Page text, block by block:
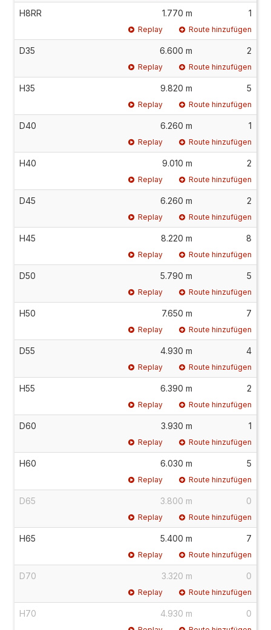
H8RR 1.770 m 1
Replay Route hinzufügen
D35 6.600 m 2
Replay Route hinzufügen
H35 9.820 m 5
Replay Route hinzufügen
D40 6.260 m 1
Replay Route hinzufügen
H40 9.010 m 2
Replay Route hinzufügen
D45 6.260 m 2
Replay Route hinzufügen
H45 8.220 m 8
Replay Route hinzufügen
D50 5.790 m 5
Replay Route hinzufügen
H50 7.650 m 7
Replay Route hinzufügen
D55 4.930 m 4
Replay Route hinzufügen
H55 6.390 m 2
Replay Route hinzufügen
D60 3.930 m 1
Replay Route hinzufügen
H60 6.030 m 5
Replay Route hinzufügen
D65 3.800 m 0
Replay Route hinzufügen
H65 5.400 m 7
Replay Route hinzufügen
D70 3.320 m 0
Replay Route hinzufügen
H70 4.930 m 0